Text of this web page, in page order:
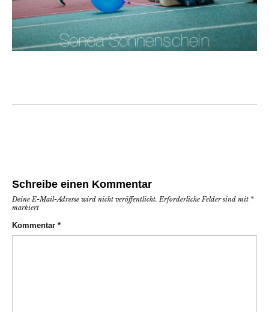
Schreibe einen Kommentar
Deine E-Mail-Adresse wird nicht veröffentlicht. Erforderliche Felder sind mit *
markiert
Kommentar *